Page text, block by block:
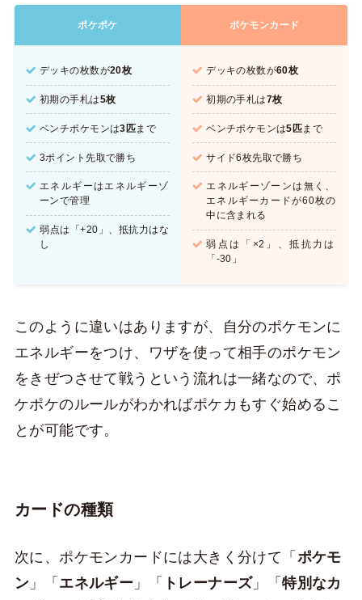
ポケポケ ポケモンカード
デッキの枚数が20枚
初期の手札は5枚
ベンチポケモンは3匹まで
3ポイント先取で勝ち
エネルギーはエネルギーゾ
ーンで管理
弱点は「+20」、抵抗力はな
し
デッキの枚数が60枚
初期の手札は7枚
ベンチポケモンは5匹まで
サイド6枚先取で勝ち
エネルギーゾーンは無く、
エネルギーカードが60枚の
中に含まれる
弱点は「×2」、抵抗力は
「-30」
このように違いはありますが、自分のポケモンに
エネルギーをつけ、ワザを使って相手のポケモン
をきぜつさせて戦うという流れは一緒なので、ポ
ケポケのルールがわかればポケカもすぐ始めるこ
とが可能です。
カードの種類
次に、ポケモンカードには大きく分けて「 ポケモ
ン 」「 エネルギー 」「 トレーナーズ」「特別なカ